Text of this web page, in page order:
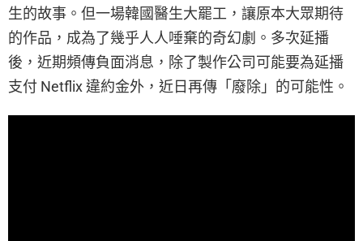
生的故事。但一場韓國醫生大罷工，讓原本大眾期待
的作品，成為了幾乎人人唾棄的奇幻劇。多次延播
後，近期頻傳負面消息，除了製作公司可能要為延播
支付 Netflix 違約金外，近日再傳「廢除」的可能性。